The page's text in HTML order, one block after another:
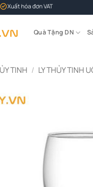
Xuất hóa đơn VAT
Quà Tặng DN
TINH / LY THỦY TINH